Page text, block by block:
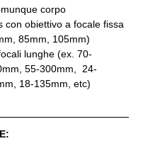
corpo
con obiettivo a focale fissa
85mm, 105mm)
lunghe (ex. 70-
55-300mm,  24-
18-135mm, etc)